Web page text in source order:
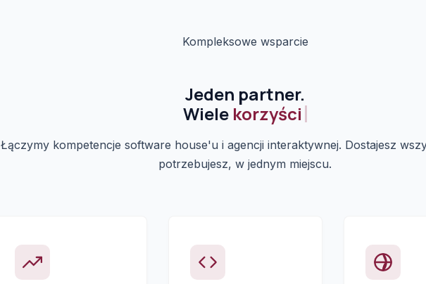
Kompleksowe wsparcie
Jeden partner.
Wiele korzyści.
Łączymy kompetencje software house'u i agencji interaktywnej. Dostajesz
potrzebujesz, w jednym miejscu.